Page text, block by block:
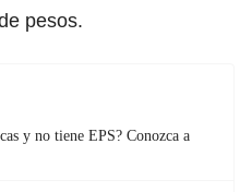
pesos.
y no tiene EPS? Conozca a